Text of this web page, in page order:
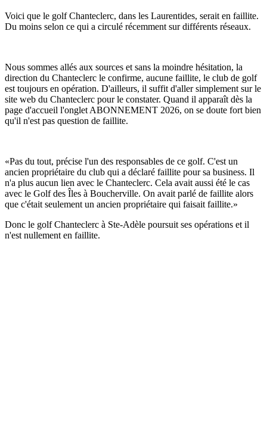
Voici que le golf Chanteclerc, dans les Laurentides, serait en faillite.
Du moins selon ce qui a circulé récemment sur différents réseaux.
Nous sommes allés aux sources et sans la moindre hésitation, la
direction du Chanteclerc le confirme, aucune faillite, le club de golf
est toujours en opération. D'ailleurs, il suffit d'aller simplement sur le
site web du Chanteclerc pour le constater. Quand il apparaît dès la
page d'accueil l'onglet ABONNEMENT 2026, on se doute fort bien
qu'il n'est pas question de faillite.
«Pas du tout, précise l'un des responsables de ce golf. C'est un
ancien propriétaire du club qui a déclaré faillite pour sa business. Il
n'a plus aucun lien avec le Chanteclerc. Cela avait aussi été le cas
avec le Golf des Îles à Boucherville. On avait parlé de faillite alors
que c'était seulement un ancien propriétaire qui faisait faillite.»
Donc le golf Chanteclerc à Ste-Adèle poursuit ses opérations et il
n'est nullement en faillite.